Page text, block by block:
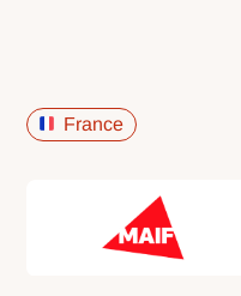
France